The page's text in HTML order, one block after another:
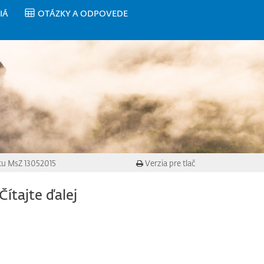
OTÁZKY A ODPOVEDE
MsZ 13052015 Verzia pre tlač
ďalej